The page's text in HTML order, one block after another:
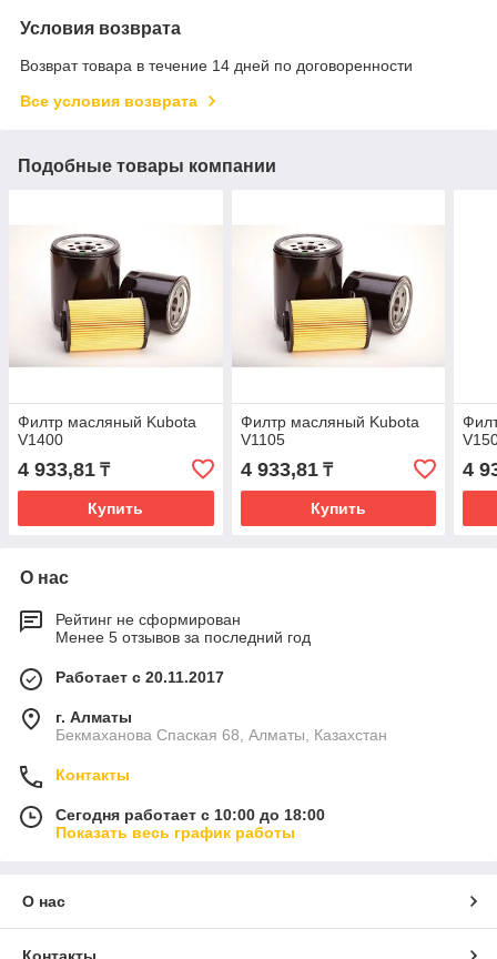
Условия возврата
Возврат товара в течение 14 дней по договоренности
Все условия возврата
Подобные товары компании
Филтр масляный Kubota
V1400
4 933,81 ₸
Купить
Филтр масляный Kubota
V1105
4 933,81₸
Купить
4
О нас
Рейтинг не сформирован
Менее 5 отзывов за последний год
Работает с 20.11.2017
г. Алматы
Бекмаханова Спаская 68, Алматы, Казахстан
Контакты
Сегодня работает с 10:00 до 18:00
Показать весь график работы
О нас